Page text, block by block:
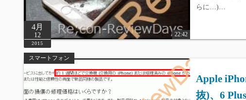
4月
12
2015
22:42
らに…)…
スマートフォン
Apple
抜)、6